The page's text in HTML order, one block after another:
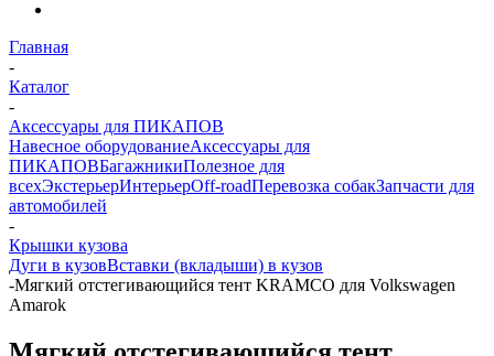
Главная
-
Каталог
-
Аксессуары для ПИКАПОВ
Навесное оборудованиеАксессуары для
ПИКАПОВБагажникиПолезное для
всехЭкстерьерИнтерьерOff-roadПеревозка собакЗапчасти для
автомобилей
-
Крышки кузова
Дуги в кузовВставки (вкладыши) в кузов
-Мягкий отстегивающийся тент KRAMCO для Volkswagen
Amarok